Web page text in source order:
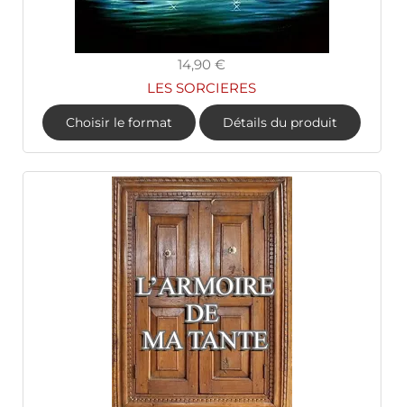
14,90 €
LES SORCIERES
Choisir le format Détails du produit